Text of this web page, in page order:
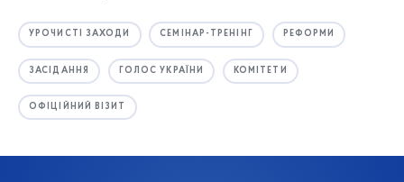
УРОЧИСТІ ЗАХОДИ СЕМІНАР-ТРЕНІНГ РЕФОРМИ
ЗАСІДАННЯ ГОЛОС УКРАЇНИ КОМІТЕТИ
ОФІЦІЙНИЙ ВІЗИТ